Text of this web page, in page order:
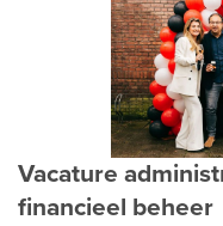
Vacature
financieel beheer